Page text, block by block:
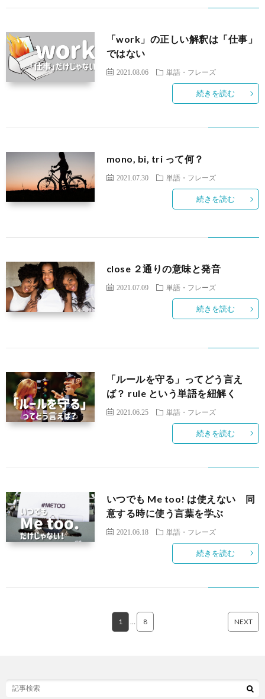
「work」の正しい解釈は「仕事」
ではない
2021.08.06 単語・フレーズ
続きを読む
mono, bi, tri って何？
2021.07.30 単語・フレーズ
続きを読む
close ２通りの意味と発音
2021.07.09 単語・フレーズ
続きを読む
「ルールを守る」ってどう言え
ば？ rule という単語を紐解く
2021.06.25 単語・フレーズ
続きを読む
いつでも Me too! は使えない 同
意する時に使う言葉を学ぶ
2021.06.18 単語・フレーズ
続きを読む
1 8 NEXT